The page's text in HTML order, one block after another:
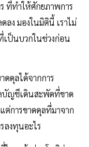
ที่ทำให้ศักยภาพการ
ลง มองในมิตินี้ เราไม่
ป็นบวกในช่วงก่อน
ดุลได้จากการ
บัญชีเดินสะพัดที่ขาด
การขาดดุลที่มาจาก
ลงทุนอะไร